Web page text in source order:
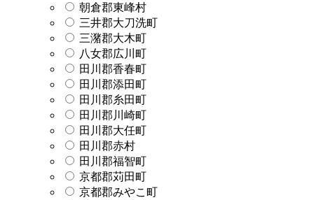
朝倉郡東峰村
三井郡大刀洗町
三潴郡大木町
八女郡広川町
田川郡香春町
田川郡添田町
田川郡糸田町
田川郡川崎町
田川郡大任町
田川郡赤村
田川郡福智町
京都郡苅田町
京都郡みやこ町